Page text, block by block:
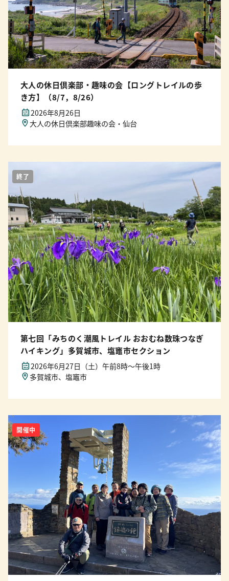
大人の休日倶楽部・趣味の会【ロングトレイルの歩
き方】（8/7，8/26）
2026年8月26日
大人の休日倶楽部趣味の会・仙台
終了
第七回「みちのく潮風トレイル おおむね数珠つなぎ
ハイキング」多賀城市、塩竈市セクション
2026年6月27日（土）午前8時〜午後1時
多賀城市、塩竈市
開催中